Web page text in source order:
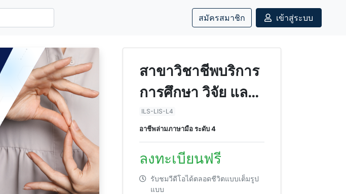
สมัครสมาชิก เข้าสู่ระบบ
สาขาวิชาชีพบริการ
การศึกษา วิจัย และ
ภาษา สาขาล่ามเพื่อ
การสื่อสาร อาชีพ
ล่ามภาษามือ ระดับ
4
ILS-LIS-L4
อาชีพล่ามภาษามือ ระดับ 4
ลงทะเบียนฟรี
รับชมวีดีโอได้ตลอดชีวิตแบบเต็มรูป
แบบ